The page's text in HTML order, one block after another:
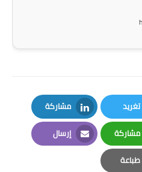
دروس
المرحلة المتوسطة
المرحلة الاعدادية
مواضيع انشاء
تغريد
Twitter
مشاركة
LinkedIn
مشاركة
Whatsapp
إرسال
Email
طباعة